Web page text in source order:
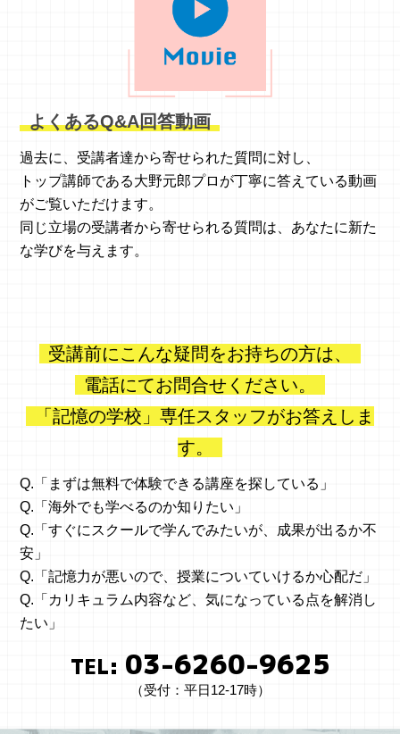
よくあるQ&A回答動画
過去に、受講者達から寄せられた質問に対し、
トップ講師である大野元郎プロが丁寧に答えている動画
がご覧いただけます。
同じ立場の受講者から寄せられる質問は、あなたに新た
な学びを与えます。
受講前にこんな疑問をお持ちの方は、
電話にてお問合せください。
「記憶の学校」専任スタッフがお答えしま
す。
Q.「まずは無料で体験できる講座を探している」
Q.「海外でも学べるのか知りたい」
Q.「すぐにスクールで学んでみたいが、成果が出るか不
安」
Q.「記憶力が悪いので、授業についていけるか心配だ」
Q.「カリキュラム内容など、気になっている点を解消し
たい」
TEL: 03-6260-9625
（受付：平日12-17時）